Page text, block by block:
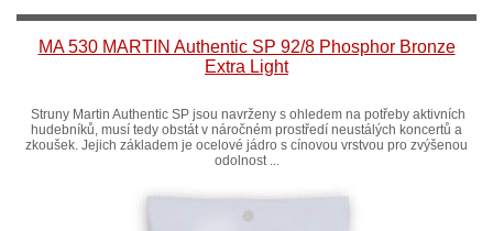
MA 530 MARTIN Authentic SP 92/8 Phosphor Bronze
Extra Light
Struny Martin Authentic SP jsou navrženy s ohledem na potřeby aktivních
hudebníků, musí tedy obstát v náročném prostředí neustálých koncertů a
zkoušek. Jejich základem je ocelové jádro s cínovou vrstvou pro zvýšenou
odolnost ...